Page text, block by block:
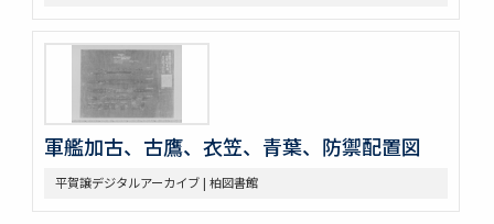
軍艦加古、古鷹、衣笠、青葉、防禦配置図
平賀譲デジタルアーカイブ | 柏図書館